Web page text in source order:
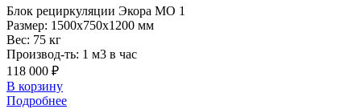
Блок рециркуляции Экора МО 1
Размер: 1500x750x1200 мм
Вес: 75 кг
Производ-ть: 1 м3 в час
118 000 ₽
В корзину
Подробнее